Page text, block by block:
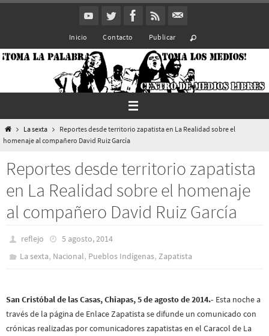
Inicio Contacto Publicar
InicioLa sexta
Reportes desde territorio zapatista en La Realidad sobre el
homenaje al compañero David Ruiz García
Reportes desde territorio zapatista
en La Realidad sobre el homenaje
al compañero David Ruiz García
reflejo
5 agosto, 2014
La sexta, Nacional, Pueblos Indí­genas, Zapatista
San Cristóbal de las Casas, Chiapas, 5 de agosto de 2014.- Esta noche a
través de la página de Enlace Zapatista se difunde un comunicado con
crónicas realizadas por comunicadores zapatistas en el Caracol de La